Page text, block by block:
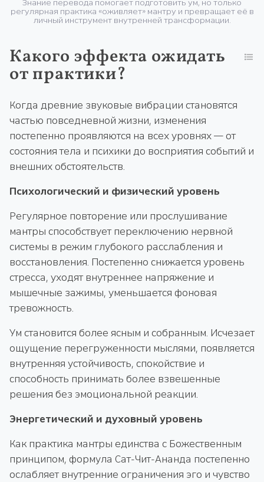
Знание перевода помогает подготовить ум, но только
регулярная практика «оживляет» мантру и превращает её в
личный инструмент внутренней трансформации.
Какого эффекта ожидать
от практики?
Когда древние звуковые вибрации становятся
частью повседневной жизни, изменения
постепенно проявляются на всех уровнях — от
состояния тела и психики до восприятия событий и
внешних обстоятельств.
Психологический и физический уровень
Регулярное повторение или прослушивание
мантры способствует переключению нервной
системы в режим глубокого расслабления и
восстановления. Постепенно снижается уровень
стресса, уходят внутреннее напряжение и
мышечные зажимы, уменьшается фоновая
тревожность.
Ум становится более ясным и собранным. Исчезает
ощущение перегруженности мыслями, появляется
внутренняя устойчивость, спокойствие и
способность принимать более взвешенные
решения без эмоциональной реакции.
Энергетический и духовный уровень
Как практика мантры единства с Божественным
принципом, формула Сат-Чит-Ананда постепенно
ослабляет внутренние ограничения эго и чувство